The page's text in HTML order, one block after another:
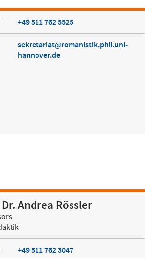
+49 511 762 5525
sekretariat
romanistik.phil.uni-
hannover.de
Andrea Rössler
+49 511 762 3047